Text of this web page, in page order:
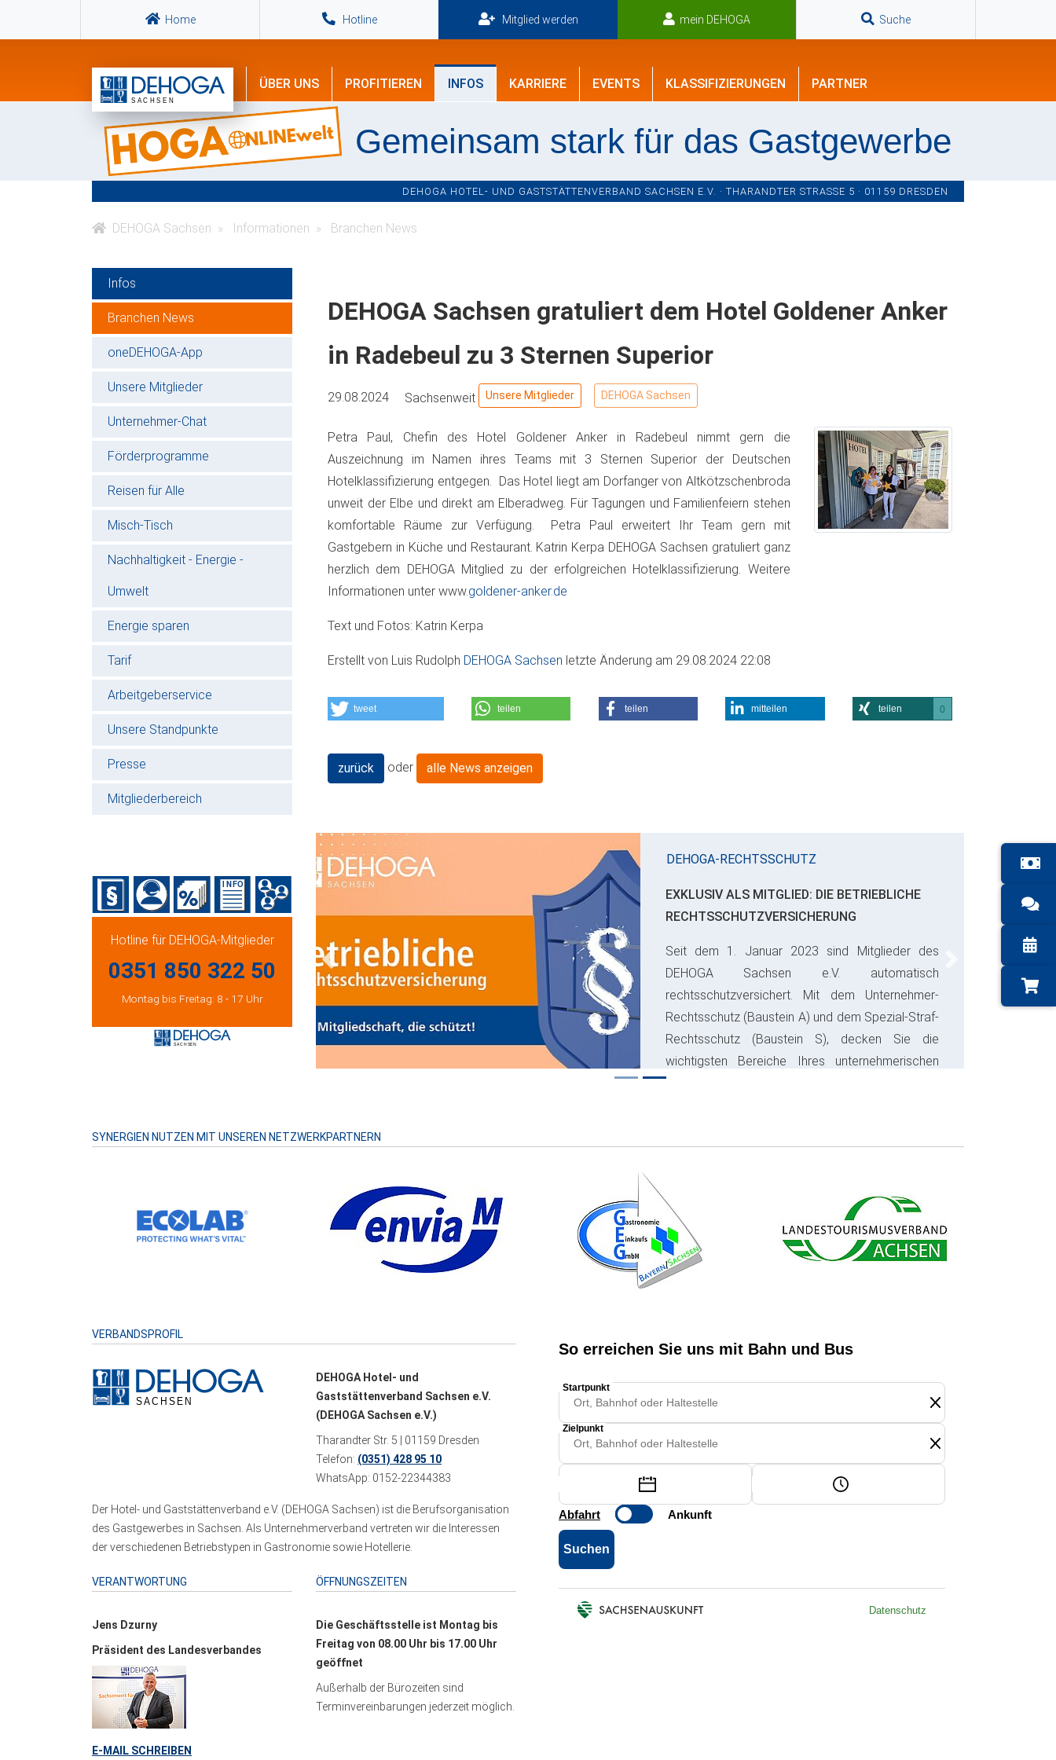
Home Hotline Mitglied werden mein DEHOGA Suche
ÜBER UNS PROFITIEREN INFOS KARRIERE EVENTS KLASSIFIZIERUNGEN PARTNER
Gemeinsam stark für das Gastgewerbe
DEHOGA HOTEL- UND GASTSTÄTTENVERBAND SACHSEN E.V. · THARANDTER STRASSE 5 · 01159 DRESDEN
DEHOGA Sachsen Informationen Branchen News
Infos
Branchen News
oneDEHOGA-App
Unsere Mitglieder
Unternehmer-Chat
Förderprogramme
Reisen für Alle
Misch-Tisch
Nachhaltigkeit - Energie -
Umwelt
Energie sparen
Tarif
Arbeitgeberservice
Unsere Standpunkte
Presse
Mitgliederbereich
Hotline für DEHOGA-Mitglieder
0351 850 322 50
Montag bis Freitag: 8 - 17 Uhr
DEHOGA Sachsen gratuliert dem Hotel Goldener Anker
in Radebeul zu 3 Sternen Superior
29.08.2024 Sachsenweit Unsere Mitglieder DEHOGA Sachsen
Petra Paul, Chefin des Hotel Goldener Anker in Radebeul nimmt gern die
Auszeichnung im Namen ihres Teams mit 3 Sternen Superior der Deutschen
Hotelklassifizierung entgegen. Das Hotel liegt am Dorfanger von Altkötzschenbroda
unweit der Elbe und direkt am Elberadweg. Für Tagungen und Familienfeiern stehen
komfortable Räume zur Verfügung. Petra Paul erweitert Ihr Team gern mit
Gastgebern in Küche und Restaurant. Katrin Kerpa DEHOGA Sachsen gratuliert ganz
herzlich dem DEHOGA Mitglied zu der erfolgreichen Hotelklassifizierung. Weitere
Informationen unter www.goldener-anker.de
Text und Fotos: Katrin Kerpa
Erstellt von Luis Rudolph DEHOGA Sachsen letzte Änderung am 29.08.2024 22:08
tweet teilen teilen mitteilen teilen 0
zurück oder alle News anzeigen
DEHOGA-RECHTSSCHUTZ
EXKLUSIV ALS MITGLIED: DIE BETRIEBLICHE
RECHTSSCHUTZVERSICHERUNG
Seit dem 1. Januar 2023 sind Mitglieder des
DEHOGA Sachsen e.V. automatisch
rechtsschutzversichert. Mit dem Unternehmer-
Rechtsschutz (Baustein A) und dem Spezial-Straf-
Rechtsschutz (Baustein S), decken Sie die
wichtigsten Bereiche Ihres unternehmerischen
Risikos ab und sparen bares Geld.
Previous
SYNERGIEN NUTZEN MIT UNSEREN NETZWERKPARTNERN
VERBANDSPROFIL
DEHOGA Hotel- und
Gaststättenverband Sachsen e.V.
(DEHOGA Sachsen e.V.)
Tharandter Str. 5 | 01159 Dresden
Telefon: (0351) 428 95 10
WhatsApp: 0152-22344383
Der Hotel- und Gaststättenverband e.V. (DEHOGA Sachsen) ist die Berufsorganisation
des Gastgewerbes in Sachsen. Als Unternehmerverband vertreten wir die Interessen
der verschiedenen Betriebstypen in Gastronomie sowie Hotellerie.
VERANTWORTUNG
Jens Dzurny
Präsident des Landesverbandes
E-MAIL SCHREIBEN
ÖFFNUNGSZEITEN
Die Geschäftsstelle ist Montag bis
Freitag von 08.00 Uhr bis 17.00 Uhr
geöffnet
Außerhalb der Bürozeiten sind
Terminvereinbarungen jederzeit möglich.